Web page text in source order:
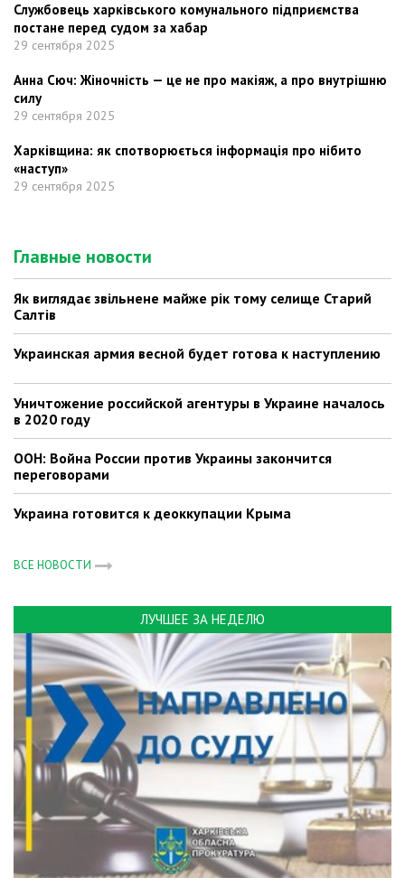
Службовець харківського комунального підприємства
постане перед судом за хабар
29 сентября 2025
Анна Сюч: Жіночність — це не про макіяж, а про внутрішню
силу
29 сентября 2025
Харківщина: як спотворюється інформація про нібито
«наступ»
29 сентября 2025
Главные новости
Як виглядає звільнене майже рік тому селище Старий
Салтів
Украинская армия весной будет готова к наступлению
Уничтожение российской агентуры в Украине началось
в 2020 году
ООН: Война России против Украины закончится
переговорами
Украина готовится к деоккупации Крыма
ВСЕ НОВОСТИ
ЛУЧШЕЕ ЗА НЕДЕЛЮ